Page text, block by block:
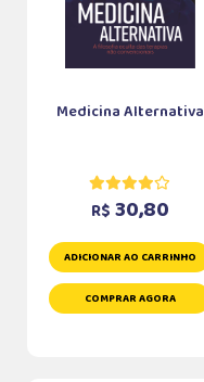
Medicina Alternativa
R$ 30,80
ADICIONAR AO CARRINHO
COMPRAR AGORA